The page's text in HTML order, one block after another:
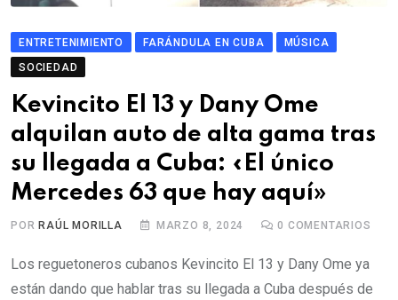
ENTRETENIMIENTO FARÁNDULA EN CUBA
MÚSICA
SOCIEDAD
Kevincito El 13 y Dany Ome
alquilan auto de alta gama tras
su llegada a Cuba: «El único
Mercedes 63 que hay aquí»
POR RAÚL MORILLA MARZO 8, 2024 0 COMENTARIOS
Los reguetoneros cubanos Kevincito El 13 y Dany Ome ya
están dando que hablar tras su llegada a Cuba después de